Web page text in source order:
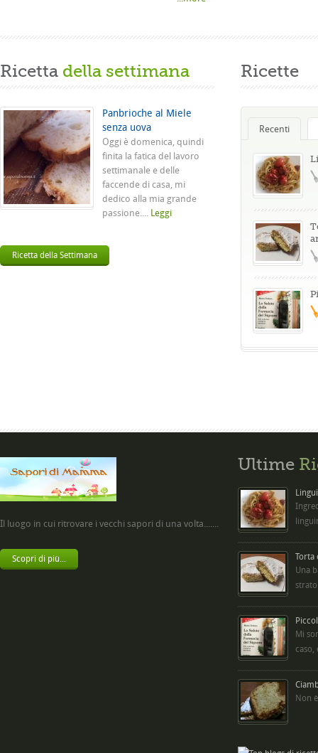
Ricetta della settimana
Panbrioche al Miele
senza uova
Oggi è domenica, quindi
finita la fatica del lavoro
settimanale e delle
faccende di casa, mi
dedico alla mia grande
passione.... Leggi
Ricetta della Settimana
Ricette
Recenti
Il luogo in cui ritrovare i vecchi sapori di una volta.......
Scopri di più...
Ultime
Torta
Una
Mi
caso,
Non